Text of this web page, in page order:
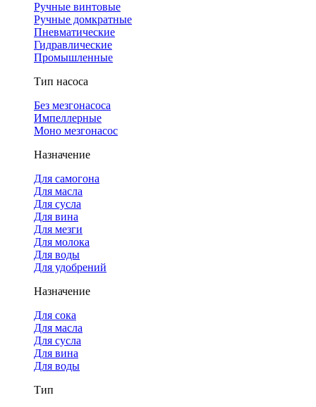
Ручные винтовые
Ручные домкратные
Пневматические
Гидравлические
Промышленные
Тип насоса
Без мезгонасоса
Импеллерные
Моно мезгонасос
Назначение
Для самогона
Для масла
Для сусла
Для вина
Для мезги
Для молока
Для воды
Для удобрений
Назначение
Для сока
Для масла
Для сусла
Для вина
Для воды
Тип